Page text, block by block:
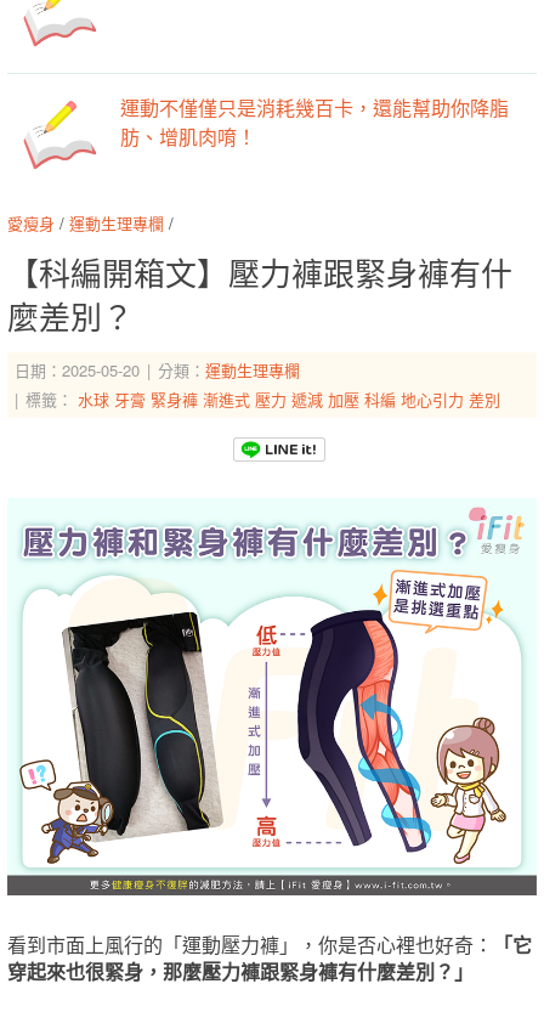
運動不僅僅只是消耗幾百卡，還能幫助你降脂
肪、增肌肉唷！
愛瘦身 / 運動生理專欄 /
【科編開箱文】壓力褲跟緊身褲有什
麼差別？
日期：2025-05-20 分類： 運動生理專欄
標籤： 水球 牙膏 緊身褲 漸進式 壓力 遞減 加壓 科編 地心引力 差別
看到市面上風行的「運動壓力褲」，你是否心裡也好奇：
「它
穿起來也很緊身，那麼壓力褲跟緊身褲有什麼差別？」